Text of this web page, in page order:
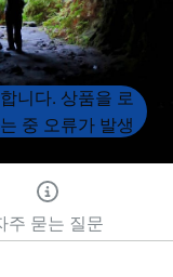
니다. 상품을 로
중 오류가 발생
주세요.
주 묻는 질문